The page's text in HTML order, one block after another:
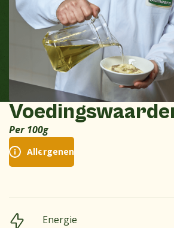
Per 100g
Allergenen
Energie